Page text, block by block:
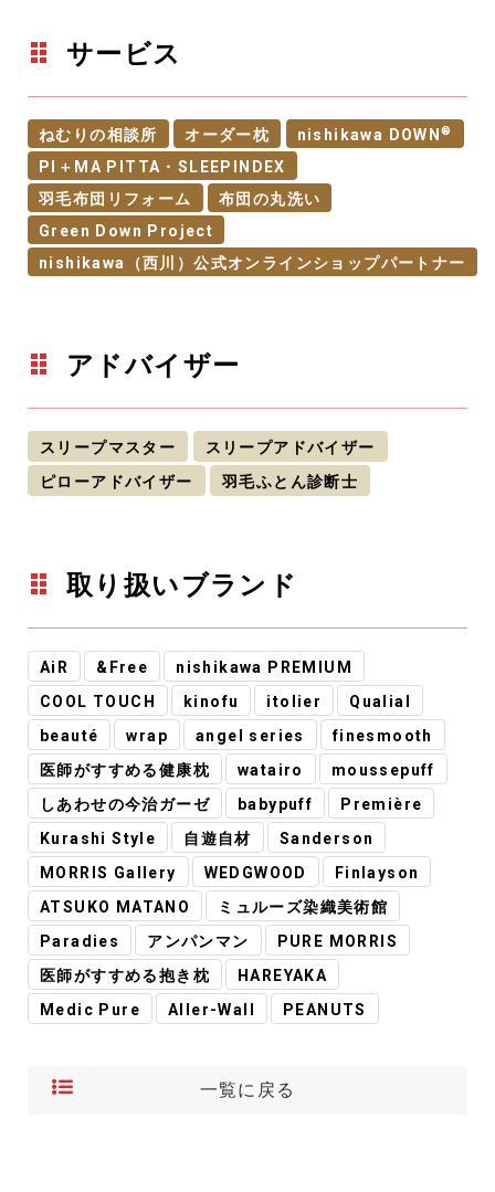
サービス
ねむりの相談所 オーダー枕 nishikawa DOWN®
PI＋MA PITTA・SLEEPINDEX
羽毛布団リフォーム
布団の丸洗い
Green Down Project
nishikawa（西川）公式オンラインショップパートナー
アドバイザー
スリープマスター
スリープアドバイザー
ピローアドバイザー
羽毛ふとん診断士
取り扱いブランド
AiR &Free
nishikawa PREMIUM
COOL TOUCH
kinofu itolier
Qualial
beauté
wrap angel series
finesmooth
医師がすすめる健康枕
watairo
moussepuff
しあわせの今治ガーゼ
babypuff
Première
Kurashi Style
自遊自材
Sanderson
MORRIS Gallery
WEDGWOOD
Finlayson
ATSUKO MATANO
ミュルーズ染織美術館
Paradies
アンパンマン
PURE MORRIS
医師がすすめる抱き枕
HAREYAKA
Medic Pure
Aller-Wall PEANUTS
一覧に戻る